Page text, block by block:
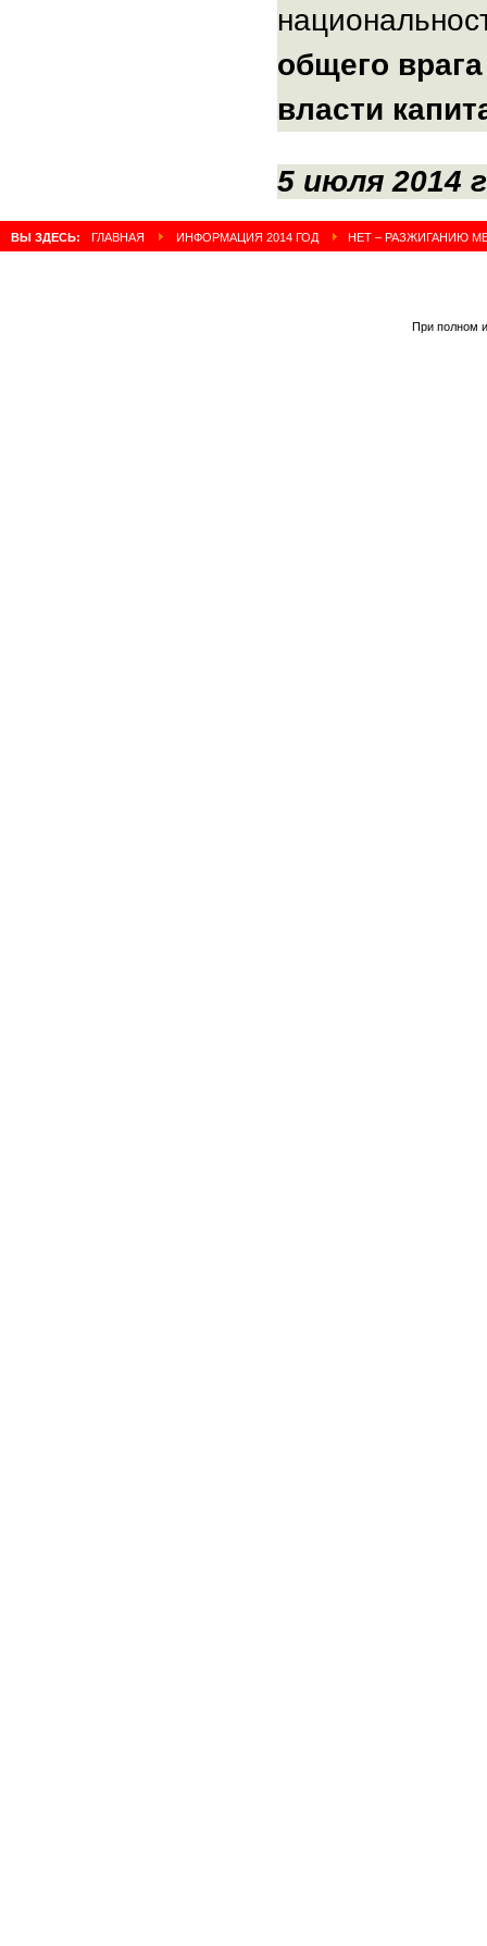
общего
власти
5 июля 2014
ВЫ ЗДЕСЬ: ГЛАВНАЯ ИНФОРМАЦИЯ 2014 ГОД НЕТ – РАЗЖИГАНИЮ
При полном